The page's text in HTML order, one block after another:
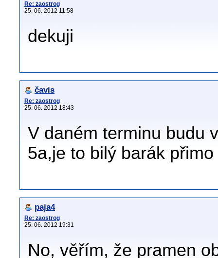
Re: zaostrog
25. 06. 2012 11:58
dekuji
čavis
Re: zaostrog
25. 06. 2012 18:43
V daném terminu budu
5a,je to bilý barák
paja4
Re: zaostrog
25. 06. 2012 19:31
No, věřím, že pramen